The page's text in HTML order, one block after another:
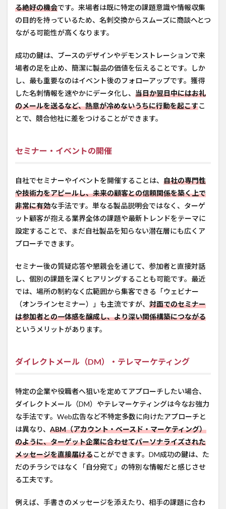
る絶好の機会です。来場者は既に特定の課題意識や情報収集
の目的を持っているため、名刺交換からスムーズに商談へとつ
ながる可能性が高くなります。
成功の鍵は、ブースのデザインやデモンストレーションで来
場者の足を止め、簡潔に製品の価値を伝えることです。しか
し、最も重要なのはイベント後のフォローアップです。獲得
した名刺情報を速やかにデータ化し、 当日か翌日中にはお礼
のメールを送るなど、熱意が冷めないうちに行動を起こすこ
とで、競合他社に差をつけることができます。
セミナー・イベントの開催
自社でセミナーやイベントを開催することは、 自社の専門性
や技術力をアピールし、未来の顧客との信頼関係を築く上で
非常に有効な手法です。単なる製品説明会ではなく、ターゲ
ット顧客が抱える業界全体の課題や最新トレンドをテーマに
設定することで、まだ自社製品を知らない潜在層にも広くア
プローチできます。
セミナー後の質疑応答や懇親会を通じて、参加者と直接対話
し、個別の課題を深くヒアリングすることも可能です。最近
では、場所の制約なく広範囲から集客できる「ウェビナー
（オンラインセミナー）」も主流ですが、 対面でのセミナー
は参加者との一体感を醸成し、より深い関係構築につながる
というメリットがあります。
ダイレクトメール（DM）・テレマーケティング
特定の企業や役職者へ狙いを定めてアプローチしたい場合、
ダイレクトメール（DM）やテレマーケティングは今なお強力
な手法です。Web広告など不特定多数に向けたアプローチと
は異なり、 ABM（アカウント・ベースド・マーケティング）
のように、ターゲット企業に合わせてパーソナライズされた
メッセージを直接届けることができます。DM成功の鍵は、た
だのチラシではなく「自分宛て」の特別な情報だと感じさせ
る工夫です。
例えば、手書きのメッセージを添えたり、相手の課題に合わ